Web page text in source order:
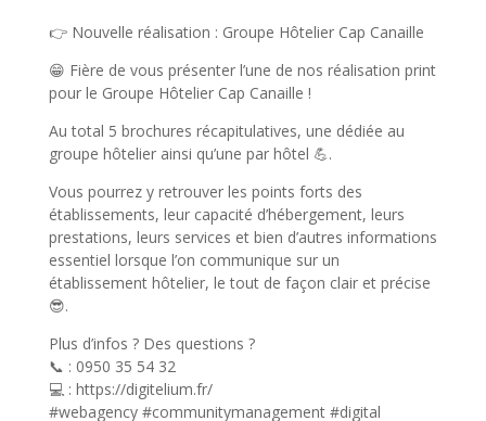
👉 Nouvelle réalisation : Groupe Hôtelier Cap Canaille
😁 Fière de vous présenter l’une de nos réalisation print
pour le Groupe Hôtelier Cap Canaille !
Au total 5 brochures récapitulatives, une dédiée au
groupe hôtelier ainsi qu’une par hôtel 💪.
Vous pourrez y retrouver les points forts des
établissements, leur capacité d’hébergement, leurs
prestations, leurs services et bien d’autres informations
essentiel lorsque l’on communique sur un
établissement hôtelier, le tout de façon clair et précise
😎.
Plus d’infos ? Des questions ?
📞 : 0950 35 54 32
💻 : https://digitelium.fr/
#webagency #communitymanagement #digital